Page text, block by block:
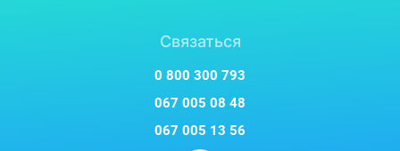
Связаться
0 800 300 793
067 005 08 48
067 005 13 56